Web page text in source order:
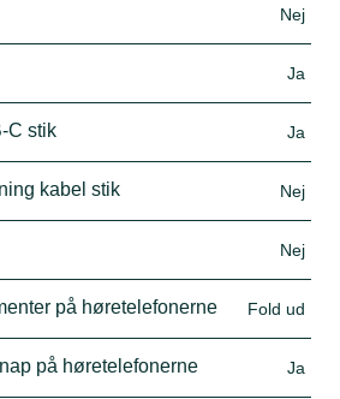
Nej
Ja
C stik Ja
kabel stik Nej
Nej
på høretelefonerne Fold ud
på høretelefonerne Ja